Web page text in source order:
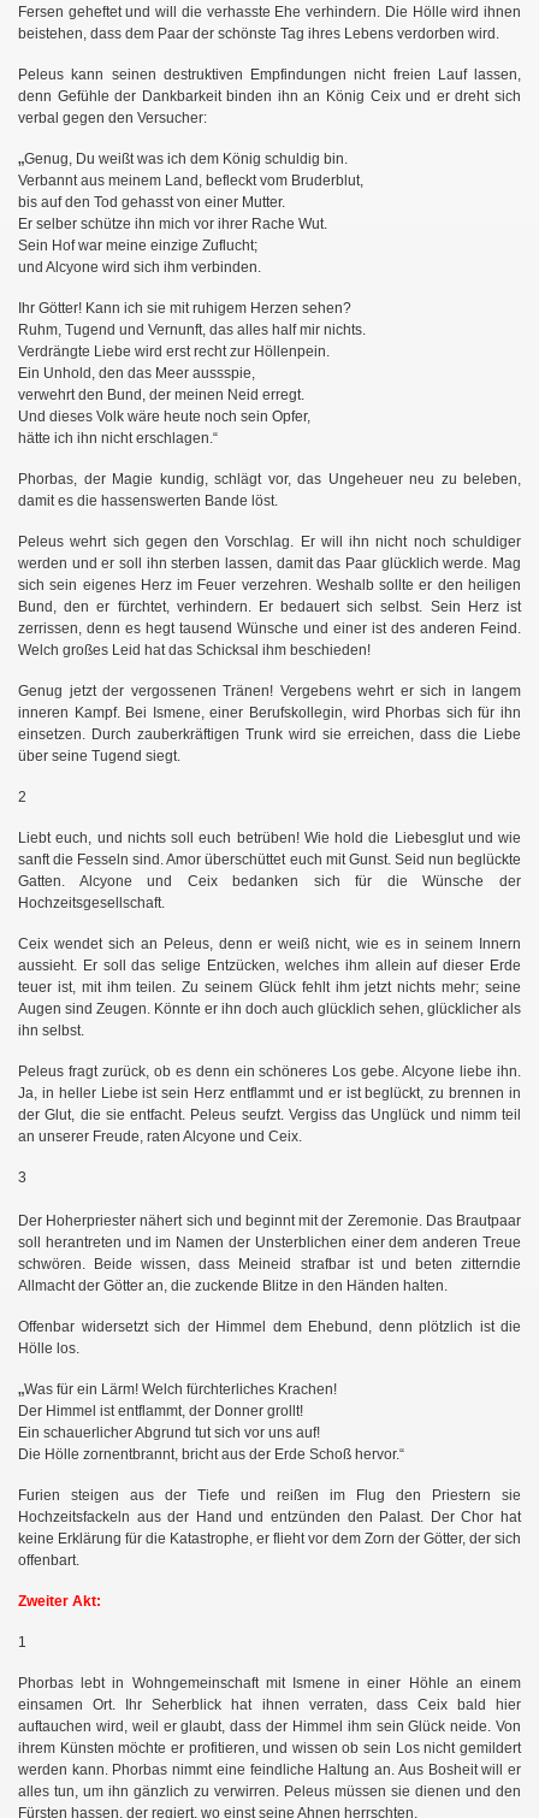
Fersen geheftet und will die verhasste Ehe verhindern. Die Hölle wird ihnen
beistehen, dass dem Paar der schönste Tag ihres Lebens verdorben wird.
Peleus kann seinen destruktiven Empfindungen nicht freien Lauf lassen,
denn Gefühle der Dankbarkeit binden ihn an König Ceix und er dreht sich
verbal gegen den Versucher:
„Genug, Du weißt was ich dem König schuldig bin.
Verbannt aus meinem Land, befleckt vom Bruderblut,
bis auf den Tod gehasst von einer Mutter.
Er selber schütze ihn mich vor ihrer Rache Wut.
Sein Hof war meine einzige Zuflucht;
und Alcyone wird sich ihm verbinden.
Ihr Götter! Kann ich sie mit ruhigem Herzen sehen?
Ruhm, Tugend und Vernunft, das alles half mir nichts.
Verdrängte Liebe wird erst recht zur Höllenpein.
Ein Unhold, den das Meer aussspie,
verwehrt den Bund, der meinen Neid erregt.
Und dieses Volk wäre heute noch sein Opfer,
hätte ich ihn nicht erschlagen.“
Phorbas, der Magie kundig, schlägt vor, das Ungeheuer neu zu beleben,
damit es die hassenswerten Bande löst.
Peleus wehrt sich gegen den Vorschlag. Er will ihn nicht noch schuldiger
werden und er soll ihn sterben lassen, damit das Paar glücklich werde. Mag
sich sein eigenes Herz im Feuer verzehren. Weshalb sollte er den heiligen
Bund, den er fürchtet, verhindern. Er bedauert sich selbst. Sein Herz ist
zerrissen, denn es hegt tausend Wünsche und einer ist des anderen Feind.
Welch großes Leid hat das Schicksal ihm beschieden!
Genug jetzt der vergossenen Tränen! Vergebens wehrt er sich in langem
inneren Kampf. Bei Ismene, einer Berufskollegin, wird Phorbas sich für ihn
einsetzen. Durch zauberkräftigen Trunk wird sie erreichen, dass die Liebe
über seine Tugend siegt.
2
Liebt euch, und nichts soll euch betrüben! Wie hold die Liebesglut und wie
sanft die Fesseln sind. Amor überschüttet euch mit Gunst. Seid nun beglückte
Gatten. Alcyone und Ceix bedanken sich für die Wünsche der
Hochzeitsgesellschaft.
Ceix wendet sich an Peleus, denn er weiß nicht, wie es in seinem Innern
aussieht. Er soll das selige Entzücken, welches ihm allein auf dieser Erde
teuer ist, mit ihm teilen. Zu seinem Glück fehlt ihm jetzt nichts mehr; seine
Augen sind Zeugen. Könnte er ihn doch auch glücklich sehen, glücklicher als
ihn selbst.
Peleus fragt zurück, ob es denn ein schöneres Los gebe. Alcyone liebe ihn.
Ja, in heller Liebe ist sein Herz entflammt und er ist beglückt, zu brennen in
der Glut, die sie entfacht. Peleus seufzt. Vergiss das Unglück und nimm teil
an unserer Freude, raten Alcyone und Ceix.
3
Der Hoherpriester nähert sich und beginnt mit der Zeremonie. Das Brautpaar
soll herantreten und im Namen der Unsterblichen einer dem anderen Treue
schwören. Beide wissen, dass Meineid strafbar ist und beten zitterndie
Allmacht der Götter an, die zuckende Blitze in den Händen halten.
Offenbar widersetzt sich der Himmel dem Ehebund, denn plötzlich ist die
Hölle los.
„Was für ein Lärm! Welch fürchterliches Krachen!
Der Himmel ist entflammt, der Donner grollt!
Ein schauerlicher Abgrund tut sich vor uns auf!
Die Hölle zornentbrannt, bricht aus der Erde Schoß hervor.“
Furien steigen aus der Tiefe und reißen im Flug den Priestern sie
Hochzeitsfackeln aus der Hand und entzünden den Palast. Der Chor hat
keine Erklärung für die Katastrophe, er flieht vor dem Zorn der Götter, der sich
offenbart.
Zweiter Akt:
1
Phorbas lebt in Wohngemeinschaft mit Ismene in einer Höhle an einem
einsamen Ort. Ihr Seherblick hat ihnen verraten, dass Ceix bald hier
auftauchen wird, weil er glaubt, dass der Himmel ihm sein Glück neide. Von
ihrem Künsten möchte er profitieren, und wissen ob sein Los nicht gemildert
werden kann. Phorbas nimmt eine feindliche Haltung an. Aus Bosheit will er
alles tun, um ihn gänzlich zu verwirren. Peleus müssen sie dienen und den
Fürsten hassen, der regiert, wo einst seine Ahnen herrschten.